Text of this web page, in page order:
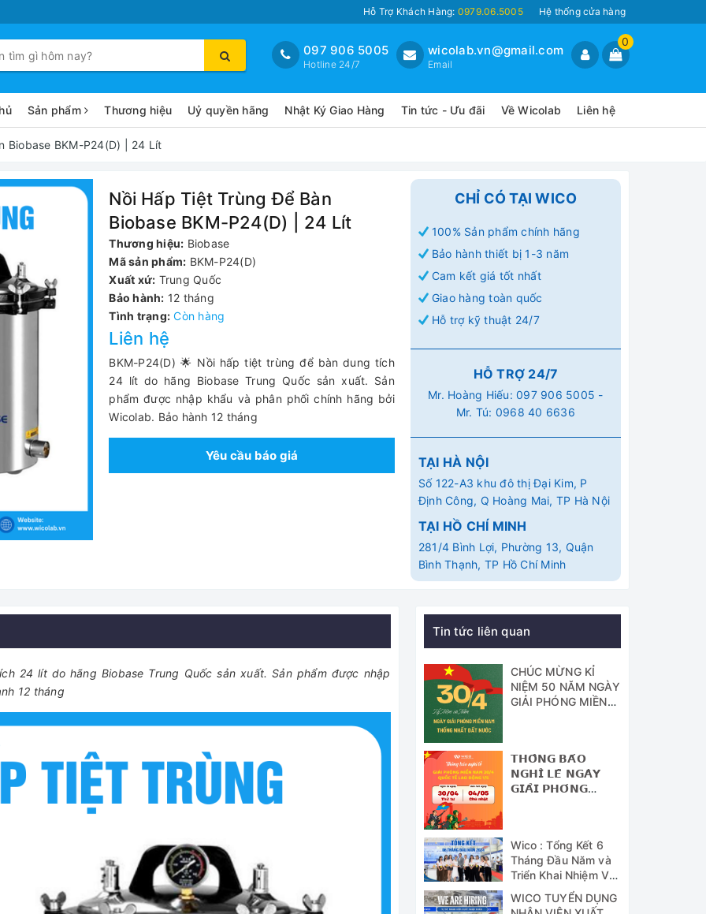
Hỗ Trợ Khách Hàng: 0979.06.5005 Hệ thống cửa hàng
0
wicolab.vn@gmail.com
Email
097 906 5005
Hotline 24/7
Sản phẩm Thương hiệu Uỷ quyền hãng Nhật Ký Giao Hàng Tin tức - Ưu đãi Về Wicolab Liên hệ
Biobase BKM-P24(D) | 24 Lít
Nồi Hấp Tiệt Trùng Để Bàn
Biobase BKM-P24(D) | 24 Lít
Thương hiệu: Biobase
Mã sản phẩm: BKM-P24(D)
Xuất xứ: Trung Quốc
Bảo hành: 12 tháng
Tình trạng: Còn hàng
Liên hệ
BKM-P24(D) 🌟 Nồi hấp tiệt trùng để bàn dung tích
24 lít do hãng Biobase Trung Quốc sản xuất. Sản
phẩm được nhập khẩu và phân phối chính hãng bởi
Wicolab. Bảo hành 12 tháng
Yêu cầu báo giá
CHỈ CÓ TẠI WICO
100% Sản phẩm chính hãng
Bảo hành thiết bị 1-3 năm
Cam kết giá tốt nhất
Giao hàng toàn quốc
Hỗ trợ kỹ thuật 24/7
HỖ TRỢ 24/7
Mr. Hoàng Hiếu:097 906 5005 -
Mr. Tú: 0968 40 6636
TẠI HÀ NỘI
Số 122-A3 khu đô thị Đại Kim, P
Định Công, Q Hoàng Mai, TP Hà Nội
TẠI HỒ CHÍ MINH
281/4 Bình Lợi, Phường 13, Quận
Bình Thạnh, TP Hồ Chí Minh
24 lít do hãng Biobase Trung Quốc sản xuất. Sản phẩm được nhập
12 tháng
Tin tức liên quan
CHÚC MỪNG KỈ
NIỆM 50 NĂM NGÀY
GIẢI PHÓNG MIỀN
𝗧𝗛𝗢̂𝗡𝗚 𝗕𝗔́𝗢
𝗡𝗚𝗛𝗜̉ 𝗟𝗘̂̃ 𝗡𝗚𝗔̀𝗬
𝗚𝗜𝗔̉𝗜 𝗣𝗛𝗢́𝗡𝗚
(𝟭/𝟱)
Wico : Tổng Kết 6
Tháng Đầu Năm và
Triển Khai Nhiệm Vụ
Công Tác 6 Tháng
Cuối Năm 2024
WICO TUYỂN DỤNG